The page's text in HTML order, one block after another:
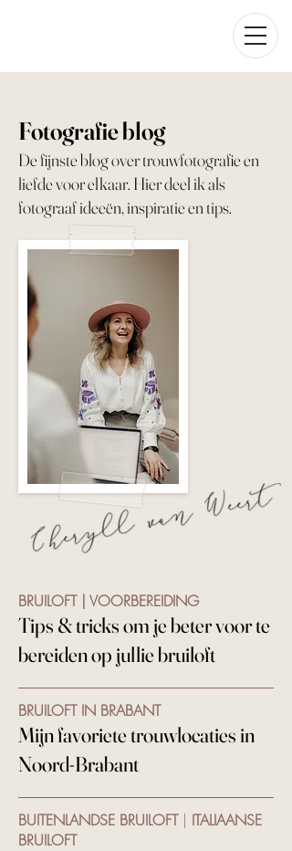
Fotografie blog
De fijnste blog over trouwfotografie en
liefde voor elkaar. Hier deel ik als
fotograaf ideeën, inspiratie en tips.
BRUILOFT | VOORBEREIDING
Tips & tricks om je beter voor te
bereiden op jullie bruiloft
BRUILOFT IN BRABANT
Mijn favoriete trouwlocaties in
Noord-Brabant
BUITENLANDSE BRUILOFT | ITALIAANSE
BRUILOFT